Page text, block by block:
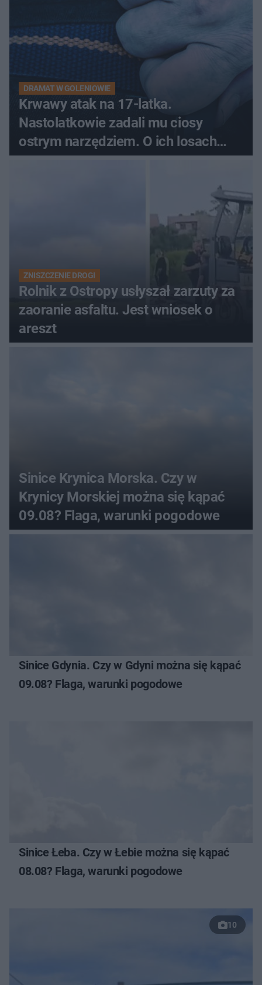
DRAMAT W GOLENIOWIE
Krwawy atak na 17-latka.
Nastolatkowie zadali mu ciosy
ostrym narzędziem. O ich losach
zdecyduje sąd rodzinny
ZNISZCZENIE DROGI
Rolnik z Ostropy usłyszał zarzuty za
zaoranie asfaltu. Jest wniosek o
areszt
Sinice Krynica Morska. Czy w
Krynicy Morskiej można się kąpać
09.08? Flaga, warunki pogodowe
Sinice Gdynia. Czy w Gdyni można się kąpać
09.08? Flaga, warunki pogodowe
Sinice Łeba. Czy w Łebie można się kąpać
08.08? Flaga, warunki pogodowe
10